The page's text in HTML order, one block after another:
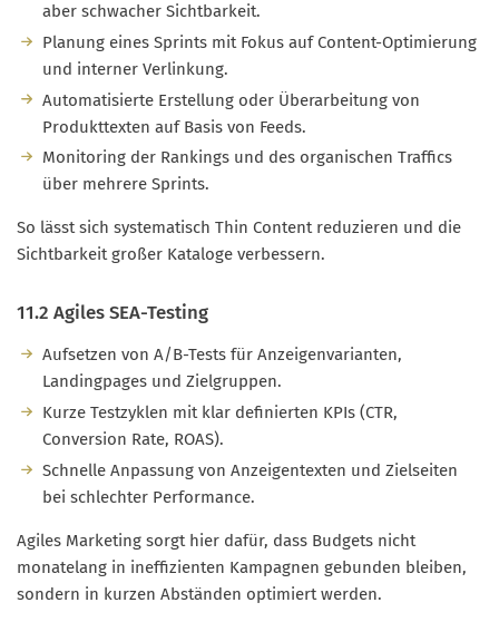
aber schwacher Sichtbarkeit.
Planung eines Sprints mit Fokus auf Content-Optimierung
und interner Verlinkung.
Automatisierte Erstellung oder Überarbeitung von
Produkttexten auf Basis von Feeds.
Monitoring der Rankings und des organischen Traffics
über mehrere Sprints.
So lässt sich systematisch Thin Content reduzieren und die
Sichtbarkeit großer Kataloge verbessern.
11.2 Agiles SEA-Testing
Aufsetzen von A/B-Tests für Anzeigenvarianten,
Landingpages und Zielgruppen.
Kurze Testzyklen mit klar definierten KPIs (CTR,
Conversion Rate, ROAS).
Schnelle Anpassung von Anzeigentexten und Zielseiten
bei schlechter Performance.
Agiles Marketing sorgt hier dafür, dass Budgets nicht
monatelang in ineffizienten Kampagnen gebunden bleiben,
sondern in kurzen Abständen optimiert werden.